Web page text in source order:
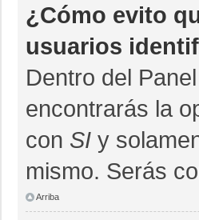
¿Cómo evito
usuarios
Dentro del
encontrarás la
con SI y
mismo. Serás
Arriba